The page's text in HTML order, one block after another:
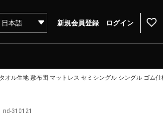
新規会員登録 ログイン
ル生地 敷布団 マットレス セミシングル シングル ゴム
nd-310121